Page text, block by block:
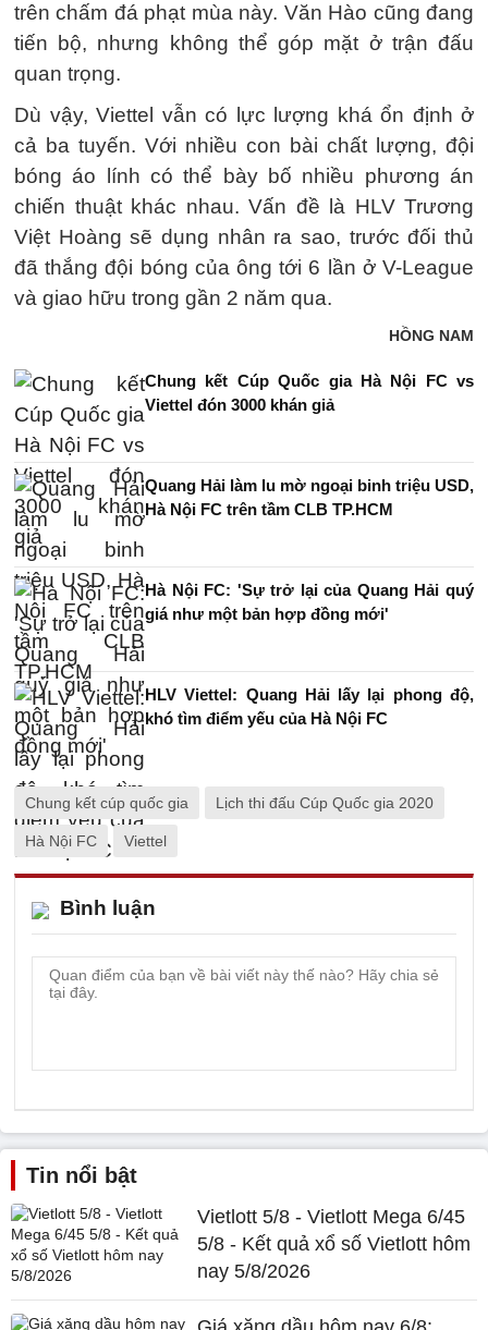
trên chấm đá phạt mùa này. Văn Hào cũng đang
tiến bộ, nhưng không thể góp mặt ở trận đấu
quan trọng.
Dù vậy, Viettel vẫn có lực lượng khá ổn định ở
cả ba tuyến. Với nhiều con bài chất lượng, đội
bóng áo lính có thể bày bố nhiều phương án
chiến thuật khác nhau. Vấn đề là HLV Trương
Việt Hoàng sẽ dụng nhân ra sao, trước đối thủ
đã thắng đội bóng của ông tới 6 lần ở V-League
và giao hữu trong gần 2 năm qua.
HỒNG NAM
Chung kết Cúp Quốc gia Hà Nội FC vs
Viettel đón 3000 khán giả
Quang Hải làm lu mờ ngoại binh triệu USD,
Hà Nội FC trên tầm CLB TP.HCM
Hà Nội FC: 'Sự trở lại của Quang Hải quý
giá như một bản hợp đồng mới'
HLV Viettel: Quang Hải lấy lại phong độ,
khó tìm điểm yếu của Hà Nội FC
Chung kết cúp quốc gia Lịch thi đấu Cúp Quốc gia 2020
Hà Nội FC Viettel
Bình luận
Tin nổi bật
Vietlott 5/8 - Vietlott Mega 6/45
5/8 - Kết quả xổ số Vietlott hôm
nay 5/8/2026